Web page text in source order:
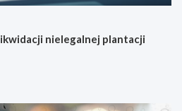
nielegalnej plantacji